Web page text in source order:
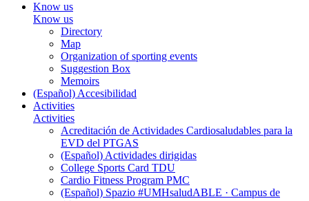
Know us
Know us
Directory
Map
Organization of sporting events
Suggestion Box
Memoirs
(Español) Accesibilidad
Activities
Activities
Acreditación de Actividades Cardiosaludables para la
EVD del PTGAS
(Español) Actividades dirigidas
College Sports Card TDU
Cardio Fitness Program PMC
(Español) Spazio #UMHsaludABLE · Campus de